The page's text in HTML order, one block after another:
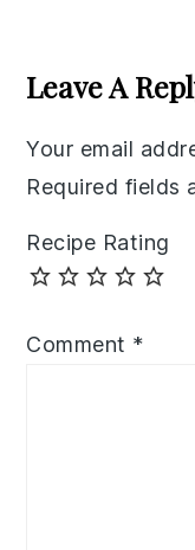
Leave A
Your email
Required fields
Recipe Rating
Comment *